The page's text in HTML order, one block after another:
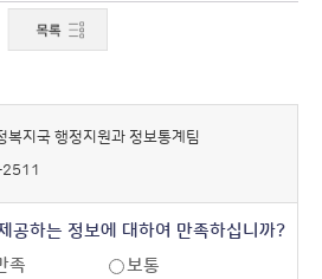
복지국 행정지원과 정보통계팀
공하는 정보에 대하여 만족하십니까?
족
보통